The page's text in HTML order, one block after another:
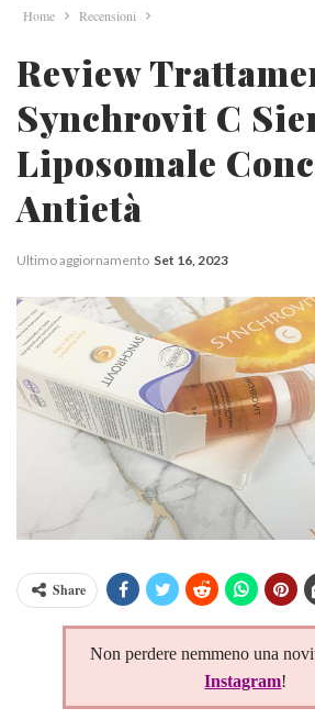
Home Recensioni
Review
Synchrovit C
Liposomale
Antietà
Ultimo aggiornamento Set 16, 2023
Share
Non perdere nemmeno una
Instagram!